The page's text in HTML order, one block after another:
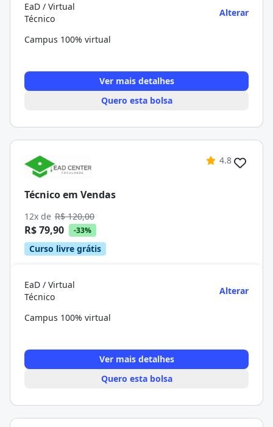
EaD / Virtual
Técnico
Alterar
Campus 100% virtual
Ver mais detalhes
Quero esta bolsa
4.8
Técnico em Vendas
12x de R$ 120,00
R$ 79,90 -33%
Curso livre grátis
EaD / Virtual
Técnico
Alterar
Campus 100% virtual
Ver mais detalhes
Quero esta bolsa